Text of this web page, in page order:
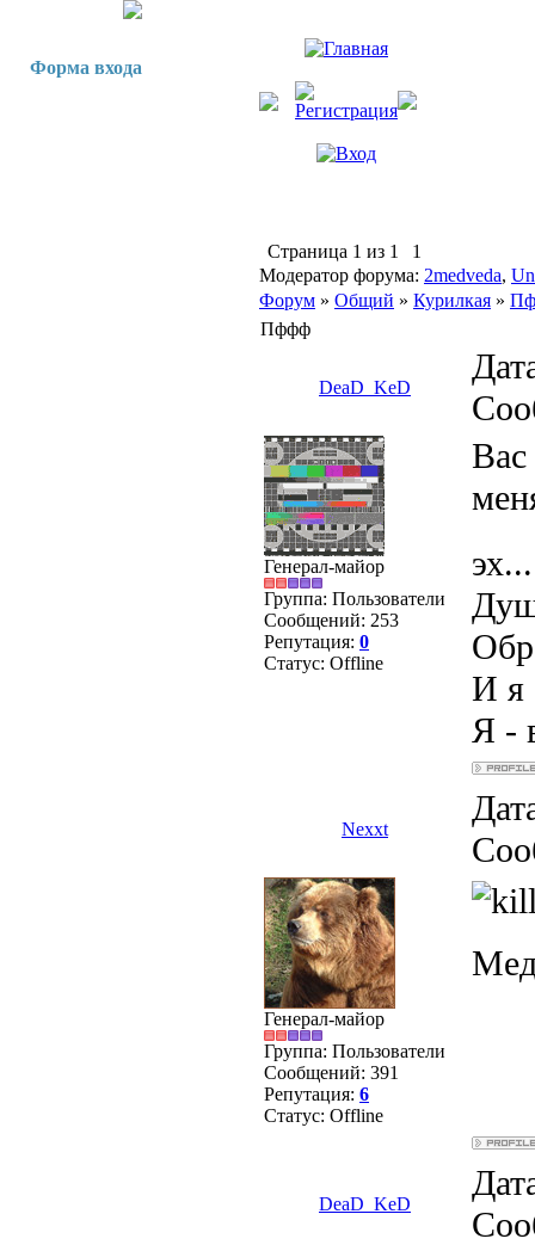
Форма входа
Страница 1 из 1
1
Модератор форума: 2medveda,
Форум » Общий » Курилкая »
Пффф
DeaD_KeD
Генерал-майор
Группа: Пользователи
Сообщений: 253
Репутация: 0
Статус: Offline
Вас
эх...
И я
Я -
Nexxt
Генерал-майор
Группа: Пользователи
Сообщений: 391
Репутация: 6
Статус: Offline
DeaD_KeD